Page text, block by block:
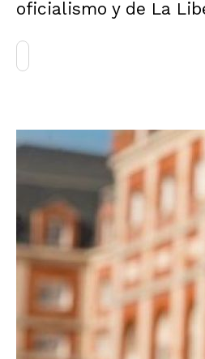
oficialismo y de La